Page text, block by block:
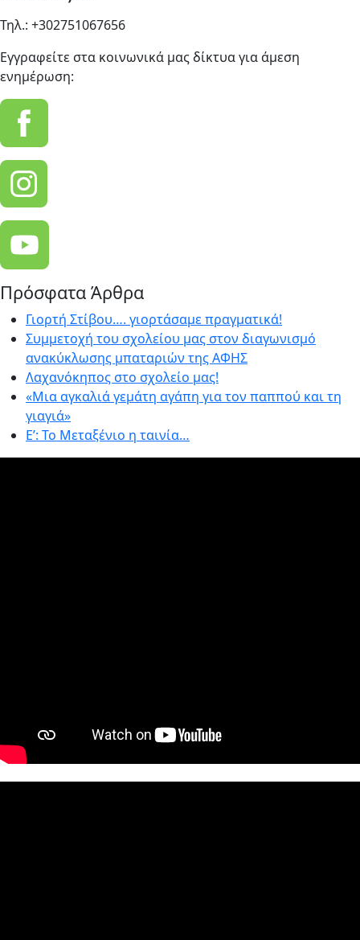
Τηλ.: +302751067656
Εγγραφείτε στα κοινωνικά μας δίκτυα για άμεση
ενημέρωση:
Πρόσφατα Άρθρα
Γιορτή Στίβου…. γιορτάσαμε πραγματικά!
Συμμετοχή του σχολείου μας στον διαγωνισμό
ανακύκλωσης μπαταριών της ΑΦΗΣ
Λαχανόκηπος στο σχολείο μας!
«Μια αγκαλιά γεμάτη αγάπη για τον παππού και τη
γιαγιά»
E’: Το Μεταξένιο η ταινία…